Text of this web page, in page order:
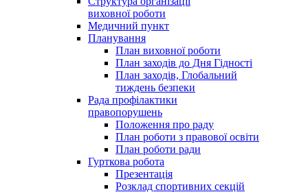
виховної роботи
Медичний пункт
Планування
План виховної роботи
План заходів до Дня Гідності
План заходів, Глобальний
тиждень безпеки
Рада профілактики
правопорушень
Положення про раду
План роботи з правової освіти
План роботи ради
Гурткова робота
Презентація
Розклад спортивних секцій